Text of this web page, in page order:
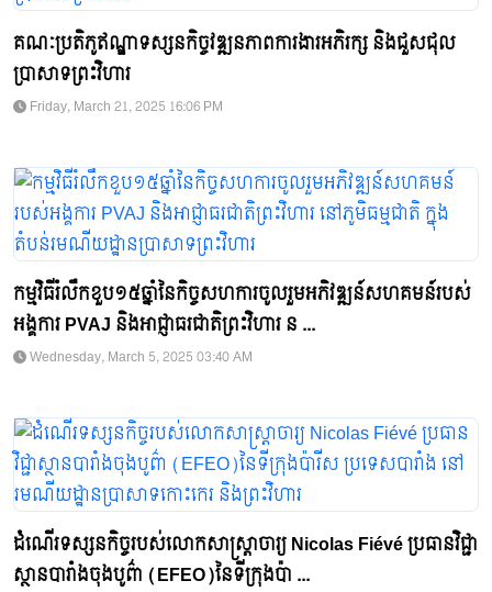
គណៈប្រតិភូឥណ្ឌាទស្សនកិច្ចវឌ្ឍនភាពការងារអភិរក្ស និងជួសជុល
ប្រាសាទព្រះវិហារ
Friday, March 21, 2025 16:06 PM
កម្មវិធីរំលឹកខួប១៥ឆ្នាំនៃកិច្ចសហការចូលរួមអភិវឌ្ឍន៍សហគមន៍របស់
អង្គការ PVAJ​ និងអាជ្ញាធរជាតិព្រះវិហារ ន ...
Wednesday, March 5, 2025 03:40 AM
ដំណើរទស្សនកិច្ចរបស់លោកសាស្រ្តាចារ្យ Nicolas Fiévé ប្រធានវិជ្ជា
ស្ថានបារាំងចុងបូព៌ា (EFEO)នៃទីក្រុងប៉ា ...